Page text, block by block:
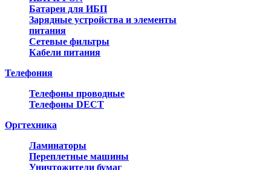
Батареи для ИБП
Зарядные устройства и элементы
питания
Сетевые фильтры
Кабели питания
Телефония
Телефоны проводные
Телефоны DECT
Оргтехника
Ламинаторы
Переплетные машины
Уничтожители бумаг